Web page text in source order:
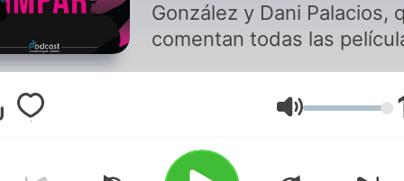
González y Dani Palacios,
comentan todas las
cultura popular que se te
puedan ocurrir. Todo con
sentido del humor.
Głośność